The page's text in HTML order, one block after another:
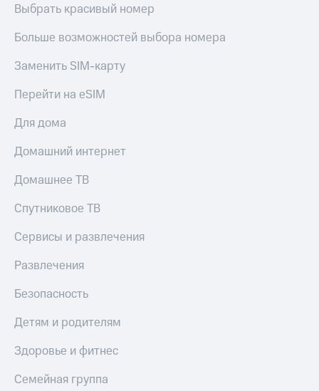
Выбрать красивый номер
Больше возможностей выбора номера
Заменить SIM-карту
Перейти на eSIM
Для дома
Домашний интернет
Домашнее ТВ
Спутниковое ТВ
Сервисы и развлечения
Развлечения
Безопасность
Детям и родителям
Здоровье и фитнес
Семейная группа